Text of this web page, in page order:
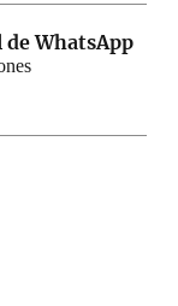
WhatsApp